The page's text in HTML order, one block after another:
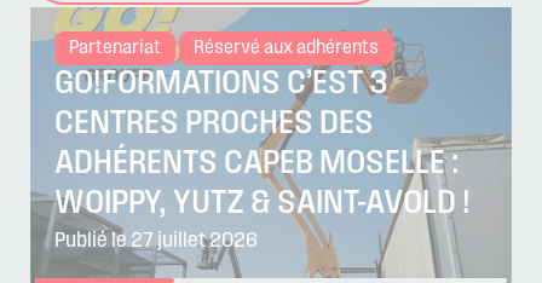
Partenariat Réservé aux adhérents
GO!FORMATIONS C’EST 3
CENTRES PROCHES DES
ADHÉRENTS CAPEB MOSELLE :
WOIPPY, YUTZ & SAINT-AVOLD !
Publié le 27 juillet 2026